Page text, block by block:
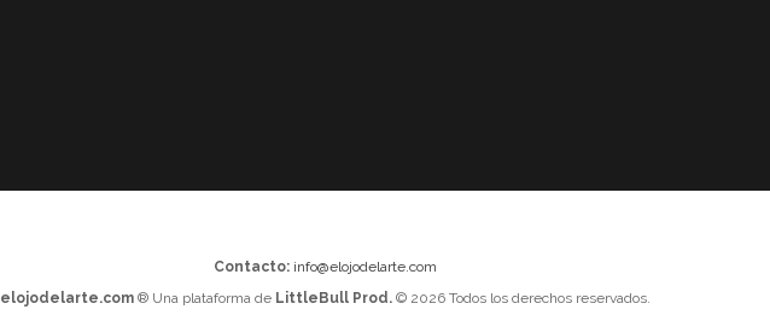
Contacto: info@elojodelarte.com
elojodelarte.com® Una plataforma de LittleBull Prod.© 2026 Todos los derechos reservados.